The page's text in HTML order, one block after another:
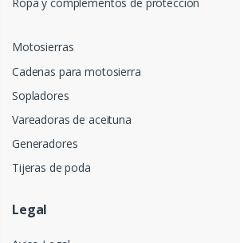
Motosierras
Cadenas para motosierra
Sopladores
Vareadoras de aceituna
Generadores
Tijeras de poda
Legal